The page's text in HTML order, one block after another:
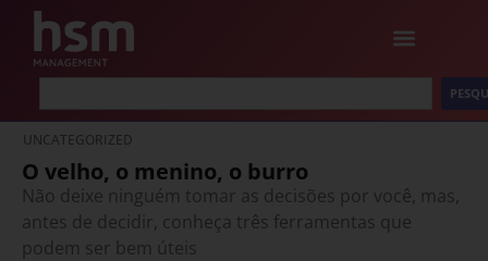
UNCATEGORIZED
O velho, o menino, o burro
Não deixe ninguém tomar as decisões por você, mas,
antes de decidir, conheça três ferramentas que
podem ser bem úteis